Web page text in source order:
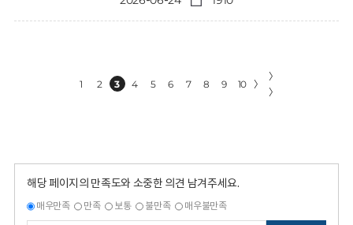
1 2 3 4 5 6 7 8 9 10 〉
〉
〉
해당 페이지의 만족도와 소중한 의견 남겨주세요.
매우만족 만족 보통 불만족 매우불만족